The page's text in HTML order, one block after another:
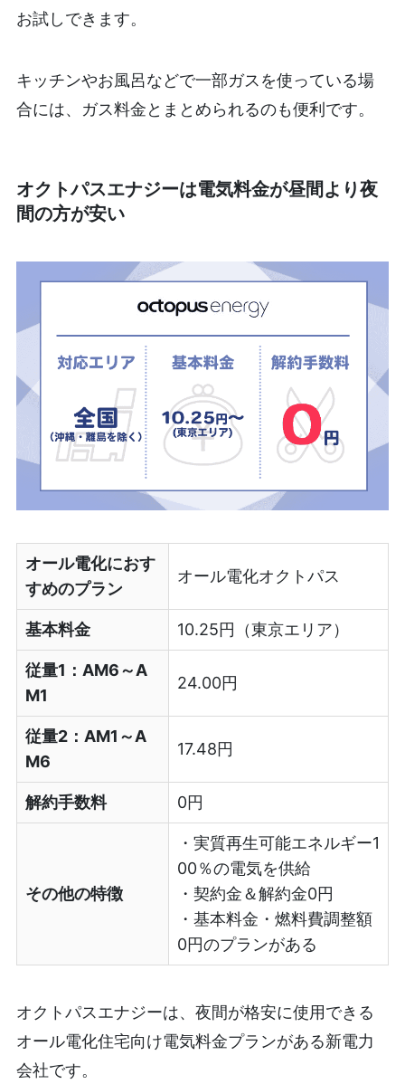
お試しできます。
キッチンやお風呂などで一部ガスを使っている場
合には、ガス料金とまとめられるのも便利です。
オクトパスエナジーは電気料金が昼間より夜
間の方が安い
オール電化におす
すめのプラン
オール電化オクトパス
基本料金 10.25円（東京エリア）
従量1：AM6～A
M1
24.00円
従量2：AM1～A
M6
17.48円
解約手数料 0円
その他の特徴
・実質再生可能エネルギー1
00％の電気を供給
・契約金＆解約金0円
・基本料金・燃料費調整額
0円のプランがある
オクトパスエナジーは、夜間が格安に使用できる
オール電化住宅向け電気料金プランがある新電力
会社です。